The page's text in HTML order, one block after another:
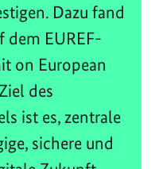
Dazu fand
dem EUREF-
on European
des
ist es, zentrale
sichere und